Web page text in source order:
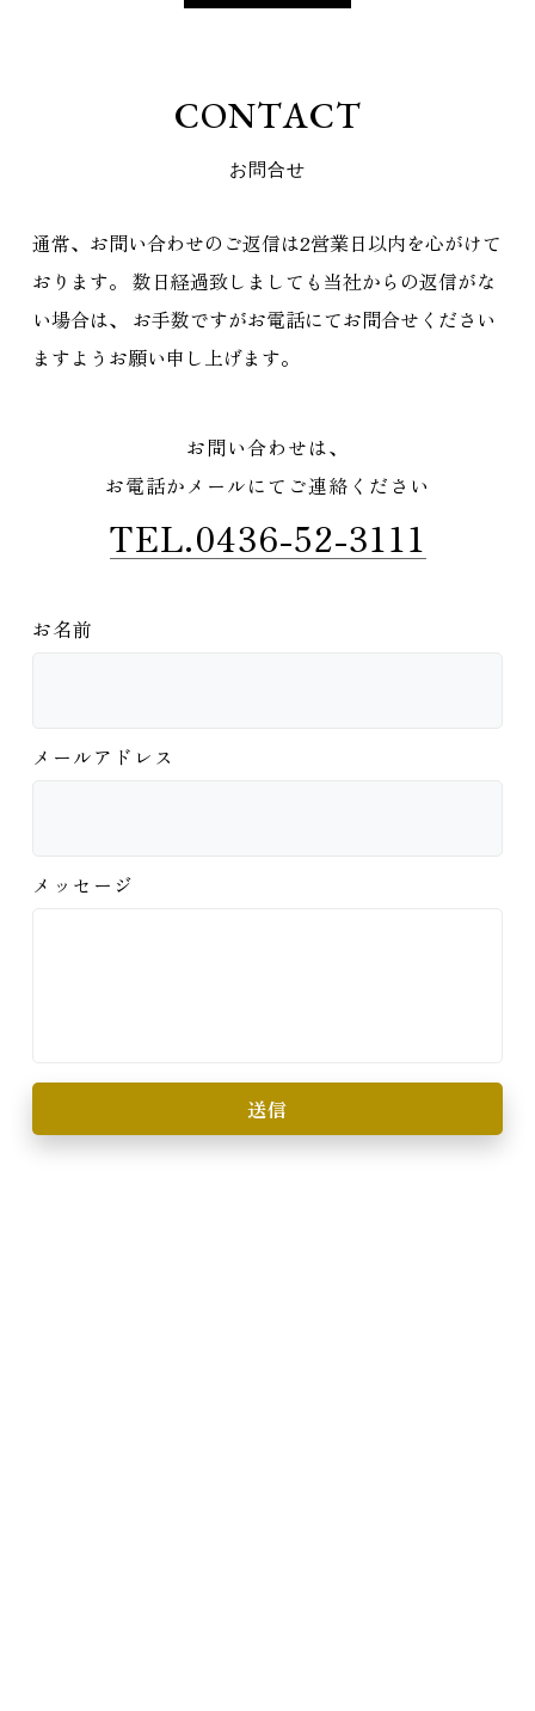
CONTACT
お問合せ
通常、お問い合わせのご返信は2営業日以内を心がけて
おります。 数日経過致しましても当社からの返信がな
い場合は、
お手数ですがお電話にてお問合せください
ますようお願い申し上げます。
お問い合わせは、
お電話かメールにてご連絡ください
TEL.0436-52-3111
お名前
メールアドレス
メッセージ